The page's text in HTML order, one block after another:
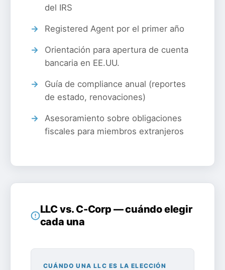
del IRS
Registered Agent por el primer año
Orientación para apertura de cuenta
bancaria en EE.UU.
Guía de compliance anual (reportes
de estado, renovaciones)
Asesoramiento sobre obligaciones
fiscales para miembros extranjeros
LLC vs. C-Corp — cuándo elegir
cada una
CUÁNDO UNA LLC ES LA ELECCIÓN